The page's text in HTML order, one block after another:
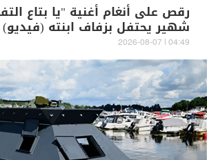
رقص على أنغام أغنية "يا بتاع
شهير يحتفل بزفاف ابنته (فيديو)
04:49 | 2026-08-07